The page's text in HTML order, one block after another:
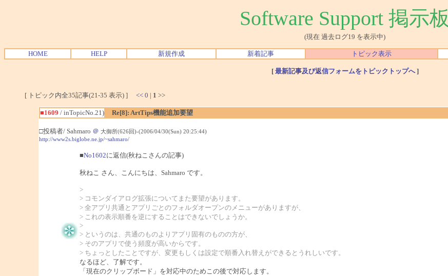
Software Support 掲示板
(現在 過去ログ19 を表示中)
HOME HELP 新規作成 新着記事 トピック表示
[ 最新記事及び返信フォームをトピックトップへ]
[ トピック内全35記事(21-35 表示) ] << 0 | 1 >>
■1609 / inTopicNo.21)
Re[8]: ArtTips機能追加要望
□投稿者/ Sahmaro ＠ 大御所(626回)-(2006/04/30(Sun) 20:25:44)
http://www2s.biglobe.ne.jp/~sahmaro/
■No1602に返信(秋ねこさんの記事)
秋ねこ さん、こんにちは、Sahmaro です。
>
> コモンダイアログ拡張についてまた要望があります。
> 全アプリ共通とアプリごとのフォルダオープンのメニューがありますが、
> これの表示順番を逆にすることはできないでしょうか。
>
> というのは、共通のものよりアプリ固有のものの方が、
> そのアプリで使う頻度が高いからです。
> ちょっとしたことですが、変更もしくは設定で順番入れ替えができるとうれしいです。
なるほど、了解です。
「現在のクリップボード」を対応中のためこの後で対応します。